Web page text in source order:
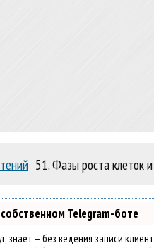
51. Фазы роста клеток
Telegram-боте
знает — без ведения записи